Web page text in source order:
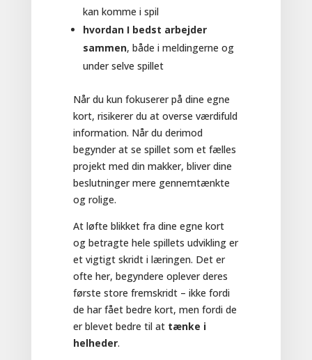
kan komme i spil
hvordan I bedst arbejder
sammen, både i meldingerne og
under selve spillet
Når du kun fokuserer på dine egne
kort, risikerer du at overse værdifuld
information. Når du derimod
begynder at se spillet som et fælles
projekt med din makker, bliver dine
beslutninger mere gennemtænkte
og rolige.
At løfte blikket fra dine egne kort
og betragte hele spillets udvikling er
et vigtigt skridt i læringen. Det er
ofte her, begyndere oplever deres
første store fremskridt – ikke fordi
de har fået bedre kort, men fordi de
er blevet bedre til at tænke i
helheder.